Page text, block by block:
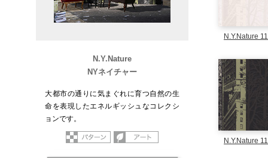
N.Y.Nature
N.Y.Nature
N.Y.Nature
NYネイチャー
大都市の通りに気まぐれに育つ自然の生
命を表現したエネルギッシュなコレクシ
ョンです。
パターン